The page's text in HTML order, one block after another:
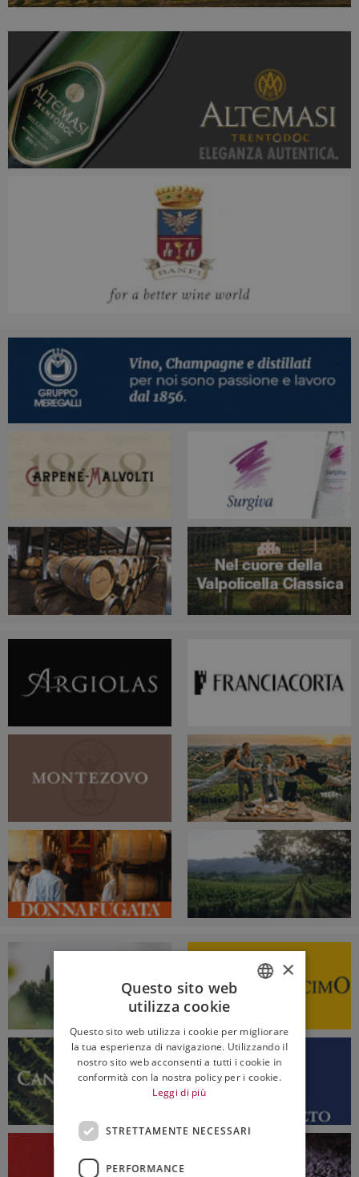
ENGLISH
×
Questo sito web
utilizza cookie
Questo sito web utilizza i cookie per migliorare
la tua esperienza di navigazione. Utilizzando il
nostro sito web acconsenti a tutti i cookie in
conformità con la nostra policy per i cookie.
Leggi di più
STRETTAMENTE NECESSARI
PERFORMANCE